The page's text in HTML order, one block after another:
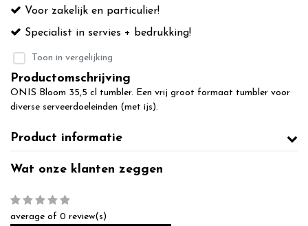
Voor zakelijk en particulier!
Specialist in servies + bedrukking!
Toon in vergelijking
Productomschrijving
ONIS Bloom 35,5 cl tumbler. Een vrij groot formaat tumbler voor
diverse serveerdoeleinden (met ijs).
Product informatie
Wat onze klanten zeggen
average of 0 review(s)